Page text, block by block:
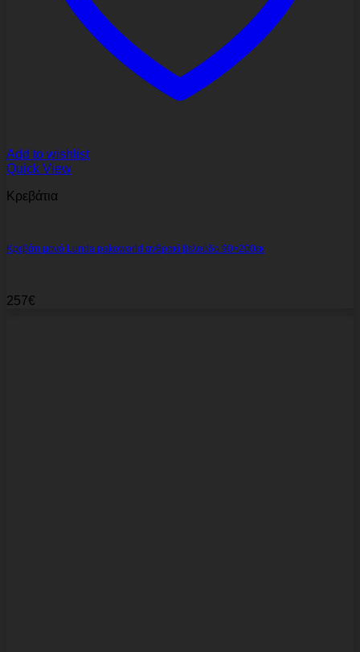
Add to wishlist
Quick View
Κρεβάτια
Κρεβάτι μονό Lunda pakoworld ανθρακί βελούδο 90×200εκ
257€